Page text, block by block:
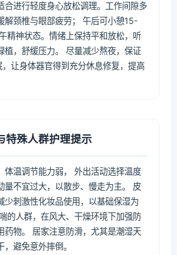
合进行轻度身心放松调理。工作间隙多
解颈椎与眼部疲劳； 午后可小憩15-
精神状态。情绪上保持平和放松，听
植，舒缓压力。 尽量减少熬夜，保证
让身体器官得到充分休息修复，提高
特殊人群护理提示
体温调节能力弱， 外出活动选择温度
量不宜过大，以散步、慢走为主。 皮
少刺激性化妆品使用，以基础保湿为
的人群，在风大、干燥环境下加强防
药物。 居家注意防滑，尤其是潮湿天
避免意外摔倒。